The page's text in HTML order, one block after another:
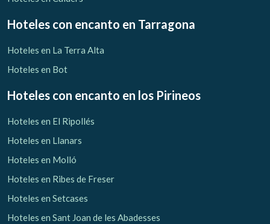
Hoteles con encanto en Tarragona
Hoteles en La Terra Alta
Hoteles en Bot
Hoteles con encanto en los Pirineos
Hoteles en El Ripollés
Hoteles en Llanars
Hoteles en Molló
Hoteles en Ribes de Freser
Hoteles en Setcases
Hoteles en Sant Joan de les Abadesses